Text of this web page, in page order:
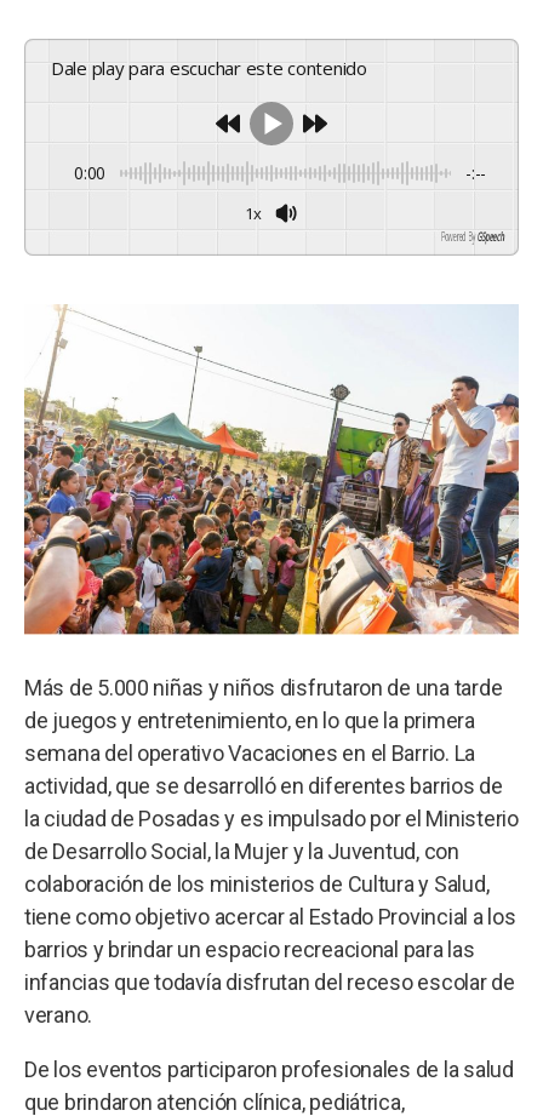
Dale play para escuchar este contenido
0:00 -:--
1x
Powered By GSpeech
Más de 5.000 niñas y niños disfrutaron de una tarde
de juegos y entretenimiento, en lo que la primera
semana del operativo Vacaciones en el Barrio. La
actividad, que se desarrolló en diferentes barrios de
la ciudad de Posadas y es impulsado por el Ministerio
de Desarrollo Social, la Mujer y la Juventud, con
colaboración de los ministerios de Cultura y Salud,
tiene como objetivo acercar al Estado Provincial a los
barrios y brindar un espacio recreacional para las
infancias que todavía disfrutan del receso escolar de
verano.
De los eventos participaron profesionales de la salud
que brindaron atención clínica, pediátrica,